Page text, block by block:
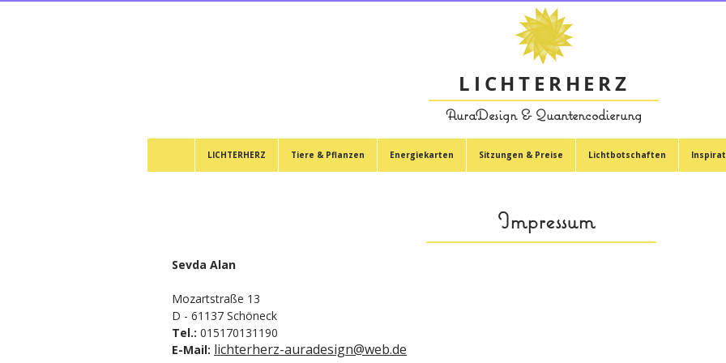
LICHTERHERZ
AuraDesign & Quantencodierung
LICHTERHERZ Tiere & Pflanzen Energiekarten Sitzungen & Preise Lichtbotschaften
Impressum
Sevda Alan
Mozartstraße 13
D - 61137 Schöneck
Tel.: 015170131190
E-Mail: lichterherz-auradesign@web.de